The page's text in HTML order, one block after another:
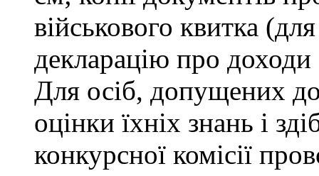
військового квитка
декларацію про доходи
Для осіб, допущених
оцінки їхніх знань і
конкурсної комісії